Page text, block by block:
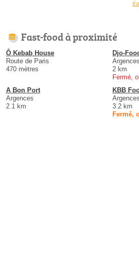
Fast-food à proximité
Ô Kebab House
Route de Paris
470 mètres
Djo-
Argences
2 km
Fermé,
A Bon Port
Argences
2.1 km
KBB
Argences
3.2 km
Fermé,